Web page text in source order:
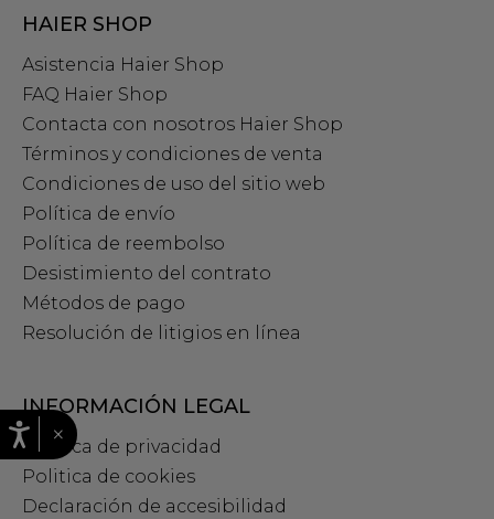
HAIER SHOP
Asistencia Haier Shop
FAQ Haier Shop
Contacta con nosotros Haier Shop
Términos y condiciones de venta
Condiciones de uso del sitio web
Política de envío
Política de reembolso
Desistimiento del contrato
Métodos de pago
Resolución de litigios en línea
INFORMACIÓN LEGAL
Política de privacidad
Politica de cookies
Declaración de accesibilidad
×